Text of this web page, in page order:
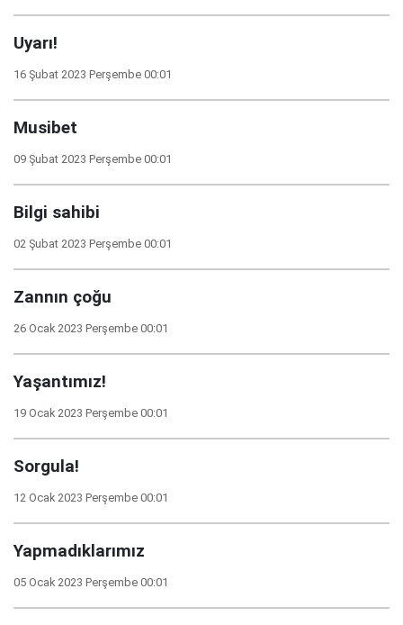
Uyarı!
16 Şubat 2023 Perşembe 00:01
Musibet
09 Şubat 2023 Perşembe 00:01
Bilgi sahibi
02 Şubat 2023 Perşembe 00:01
Zannın çoğu
26 Ocak 2023 Perşembe 00:01
Yaşantımız!
19 Ocak 2023 Perşembe 00:01
Sorgula!
12 Ocak 2023 Perşembe 00:01
Yapmadıklarımız
05 Ocak 2023 Perşembe 00:01